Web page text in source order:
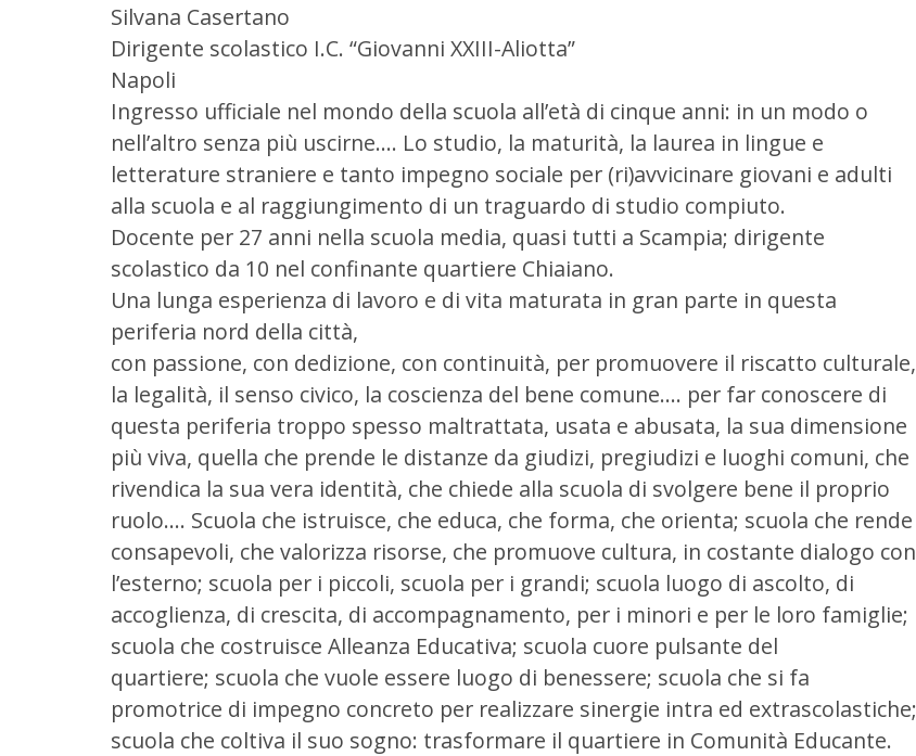
Silvana Casertano
Dirigente scolastico I.C. “Giovanni XXIII-Aliotta”
Napoli
Ingresso ufficiale nel mondo della scuola all’età di cinque anni: in un modo o
nell’altro senza più uscirne…. Lo studio, la maturità, la laurea in lingue e
letterature straniere e tanto impegno sociale per (ri)avvicinare giovani e adulti
alla scuola e al raggiungimento di un traguardo di studio compiuto.
Docente per 27 anni nella scuola media, quasi tutti a Scampia; dirigente
scolastico da 10 nel confinante quartiere Chiaiano.
Una lunga esperienza di lavoro e di vita maturata in gran parte in questa
periferia nord della città,
con passione, con dedizione, con continuità, per promuovere il riscatto culturale,
la legalità, il senso civico, la coscienza del bene comune…. per far conoscere di
questa periferia troppo spesso maltrattata, usata e abusata, la sua dimensione
più viva, quella che prende le distanze da giudizi, pregiudizi e luoghi comuni, che
rivendica la sua vera identità, che chiede alla scuola di svolgere bene il proprio
ruolo…. Scuola che istruisce, che educa, che forma, che orienta; scuola che rende
consapevoli, che valorizza risorse, che promuove cultura, in costante dialogo con
l’esterno; scuola per i piccoli, scuola per i grandi; scuola luogo di ascolto, di
accoglienza, di crescita, di accompagnamento, per i minori e per le loro famiglie;
scuola che costruisce Alleanza Educativa; scuola cuore pulsante del
quartiere; scuola che vuole essere luogo di benessere; scuola che si fa
promotrice di impegno concreto per realizzare sinergie intra ed extrascolastiche;
scuola che coltiva il suo sogno: trasformare il quartiere in Comunità Educante.